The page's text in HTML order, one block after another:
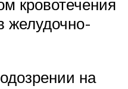
кровотечения
желудочно-
на